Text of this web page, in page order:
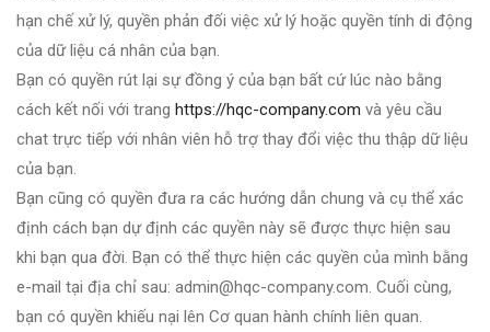
hạn chế xử lý, quyền phản đối việc xử lý hoặc quyền tính di động
của dữ liệu cá nhân của bạn.
Bạn có quyền rút lại sự đồng ý của bạn bất cứ lúc nào bằng
cách kết nối với trang https://hqc-company.com và yêu cầu
chat trực tiếp với nhân viên hỗ trợ thay đổi việc thu thập dữ liệu
của bạn.
Bạn cũng có quyền đưa ra các hướng dẫn chung và cụ thể xác
định cách bạn dự định các quyền này sẽ được thực hiện sau
khi bạn qua đời. Bạn có thể thực hiện các quyền của mình bằng
e-mail tại địa chỉ sau: admin@hqc-company.com. Cuối cùng,
bạn có quyền khiếu nại lên Cơ quan hành chính liên quan.